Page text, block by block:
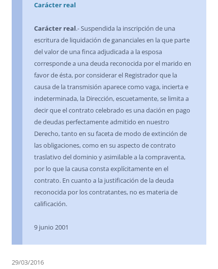
Carácter real
Carácter real.- Suspendida la inscripción de una
escritura de liquidación de gananciales en la que parte
del valor de una finca adjudicada a la esposa
corresponde a una deuda reconocida por el marido en
favor de ésta, por considerar el Registrador que la
causa de la transmisión aparece como vaga, incierta e
indeterminada, la Dirección, escuetamente, se limita a
decir que el contrato celebrado es una dación en pago
de deudas perfectamente admitido en nuestro
Derecho, tanto en su faceta de modo de extinción de
las obligaciones, como en su aspecto de contrato
traslativo del dominio y asimilable a la compraventa,
por lo que la causa consta explícitamente en el
contrato. En cuanto a la justificación de la deuda
reconocida por los contratantes, no es materia de
calificación.
9 junio 2001
29/03/2016